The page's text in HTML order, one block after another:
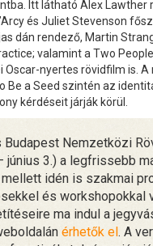
Itt látható Alex Lawther
és Juliet Stevenson
dán rendező, Martin
valamint a Two
Oscar-nyertes rövidfilm is. A
Be a Seed szintén az
kérdéseit járják körül.
Budapest Nemzetközi
június 3.) a legfrissebb
idén is szakmai
és workshopokkal
ma indul a
érhetők el. A